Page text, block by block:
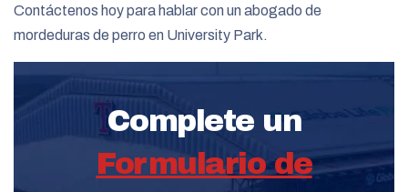
Contáctenos hoy para hablar con un abogado de
mordeduras de perro en University Park.
Complete un
Formulario de